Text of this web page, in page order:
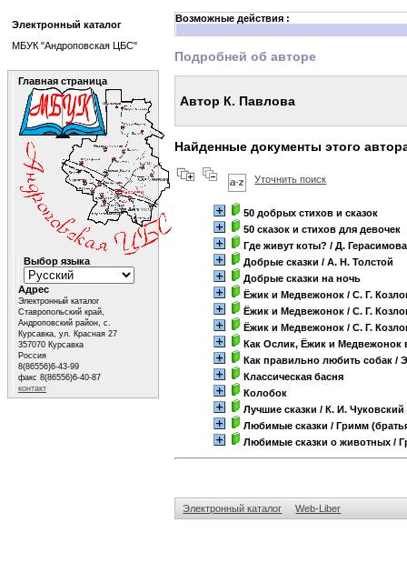
Возможные действия :
Подробней об авторе
Автор К. Павлова
Найденные документы этого
Уточнить поиск
50 добрых стихов и сказок
50 сказок и стихов для девочек
Где живут коты? / Д. Герасимова
Добрые сказки / А. Н. Толстой
Добрые сказки на ночь
Ёжик и Медвежонок / С. Г.
Ёжик и Медвежонок / С. Г.
Ёжик и Медвежонок / С. Г.
Как Ослик, Ёжик и Медвежонок
Как правильно любить собак /
Классическая басня
Колобок
Лучшие сказки / К. И. Чуковский
Любимые сказки / Гримм
Любимые сказки о животных /
Электронный каталог Web-Liber
Электронный каталог
МБУК "Андроповская ЦБС"
Главная страница
Выбор языка
Адрес
Электронный каталог
Ставропольский край,
Андроповский район, с.
Курсавка, ул. Красная 27
357070 Курсавка
Россия
8(86556)6-43-99
факс 8(86556)6-40-87
контакт